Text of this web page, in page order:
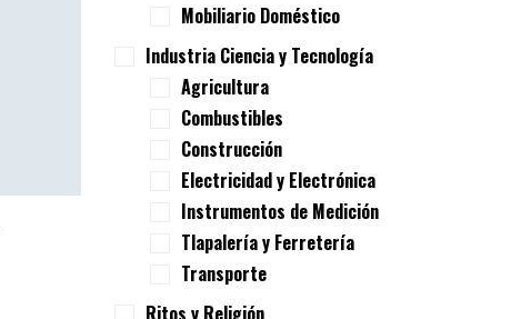
Mobiliario Doméstico
Industria Ciencia y Tecnología
Agricultura
Combustibles
Construcción
Electricidad y Electrónica
Instrumentos de Medición
Tlapalería y Ferretería
Transporte
Ritos y Religión